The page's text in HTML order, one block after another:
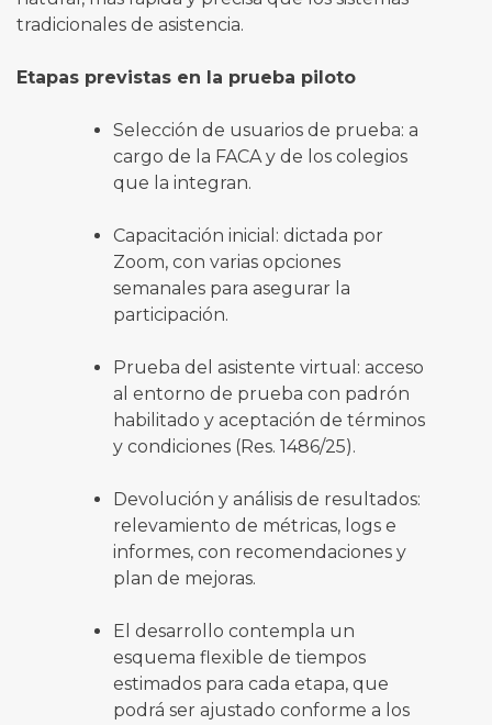
tradicionales de asistencia.
Etapas previstas en la prueba piloto
Selección de usuarios de prueba: a
cargo de la FACA y de los colegios
que la integran.
Capacitación inicial: dictada por
Zoom, con varias opciones
semanales para asegurar la
participación.
Prueba del asistente virtual: acceso
al entorno de prueba con padrón
habilitado y aceptación de términos
y condiciones (Res. 1486/25).
Devolución y análisis de resultados:
relevamiento de métricas, logs e
informes, con recomendaciones y
plan de mejoras.
El desarrollo contempla un
esquema flexible de tiempos
estimados para cada etapa, que
podrá ser ajustado conforme a los